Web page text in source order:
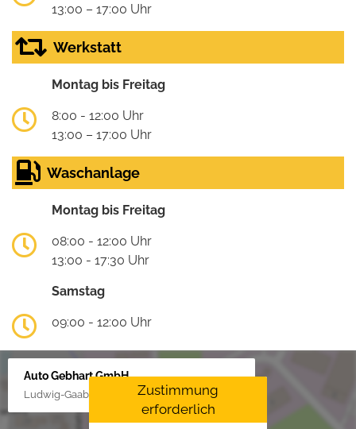
13:00 – 17:00 Uhr
Werkstatt
Montag bis Freitag
8:00 - 12:00 Uhr
13:00 – 17:00 Uhr
Waschanlage
Montag bis Freitag
08:00 - 12:00 Uhr
13:00 - 17:30 Uhr
Samstag
09:00 - 12:00 Uhr
Auto Gebhart GmbH
Ludwig-Gaab-Str. 4, 88427 Bad Schussenried
Zustimmung
erforderlich